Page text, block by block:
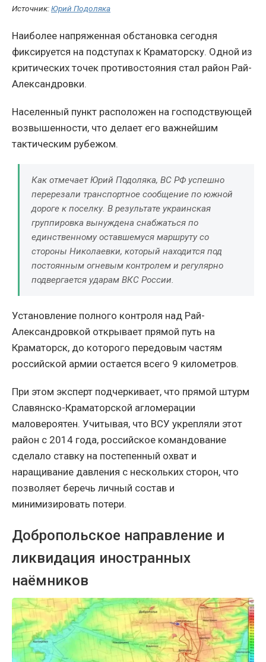
Источник:Юрий Подоляка
Наиболее напряженная обстановка сегодня
фиксируется на подступах к Краматорску. Одной из
критических точек противостояния стал район Рай-
Александровки.
Населенный пункт расположен на господствующей
возвышенности, что делает его важнейшим
тактическим рубежом.
Как отмечает Юрий Подоляка, ВС РФ успешно
перерезали транспортное сообщение по южной
дороге к поселку. В результате украинская
группировка вынуждена снабжаться по
единственному оставшемуся маршруту со
стороны Николаевки, который находится под
постоянным огневым контролем и регулярно
подвергается ударам ВКС России.
Установление полного контроля над Рай-
Александровкой открывает прямой путь на
Краматорск, до которого передовым частям
российской армии остается всего 9 километров.
При этом эксперт подчеркивает, что прямой штурм
Славянско-Краматорской агломерации
маловероятен. Учитывая, что ВСУ укрепляли этот
район с 2014 года, российское командование
сделало ставку на постепенный охват и
наращивание давления с нескольких сторон, что
позволяет беречь личный состав и
минимизировать потери.
Добропольское направление и
ликвидация иностранных
наёмников